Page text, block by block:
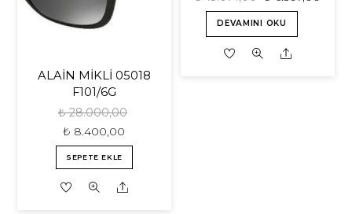
ALAİN MİKLİ 05018
F101/6G
₺28.000,00
₺ 8.400,00
SEPETE EKLE
Share
DEVAMINI OKU
Share